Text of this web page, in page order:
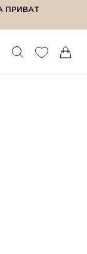
ПРИВАТ